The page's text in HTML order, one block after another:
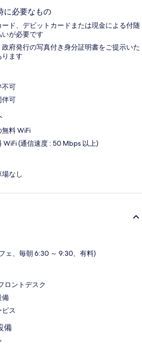
に必要なもの
ード、デビットカードまたは現金による付随
が必要です
府発行の写真付き身分証明書をご提示いた
ります
不可
伴可
料 WiFi
WiFi (通信速度 : 50 Mbps 以上)
なし
ェ、毎朝 6:30 ～ 9:30、有料)
ロントデスク
備
ス
備